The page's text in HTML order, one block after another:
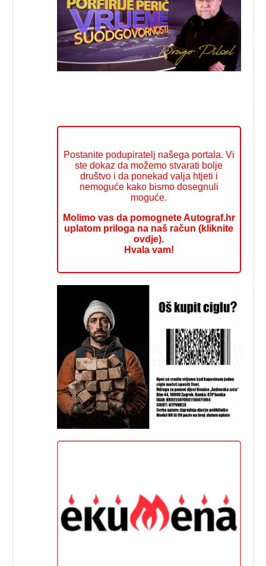
Postanite podupiratelj našega portala. Vi
ste dokaz da možemo stvarati bolje
društvo i da ponekad valja htjeti i
nemoguće kako bismo dosegnuli
moguće.
Molimo vas da pomognete Autograf.hr
uplatom priloga na naš račun (kliknite
ovdje).
Hvala vam!